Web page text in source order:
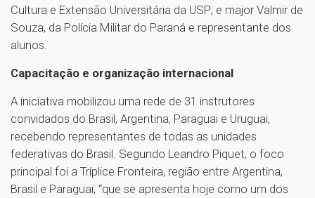
Cultura e Extensão Universitária da USP; e major Valmir de
Souza, da Polícia Militar do Paraná e representante dos
alunos.
Capacitação e organização internacional
A iniciativa mobilizou uma rede de 31 instrutores
convidados do Brasil, Argentina, Paraguai e Uruguai,
recebendo representantes de todas as unidades
federativas do Brasil. Segundo Leandro Piquet, o foco
principal foi a Tríplice Fronteira, região entre Argentina,
Brasil e Paraguai, “que se apresenta hoje como um dos